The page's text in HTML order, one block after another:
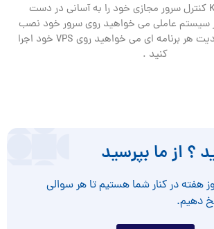
با استفاده از KVM کنترل سرور مجازی خود را به آسانی در دست
عاملی می خواهید روی سرور خود نصب
کنید و بدون محدودیت هر برنامه ای می خواهید روی VPS خود اجرا
کنید .
؟ از ما بپرسید
۲۴ ساعت ۷ روز هفته در کنار شما هستیم تا هر سوالی
دهیم.